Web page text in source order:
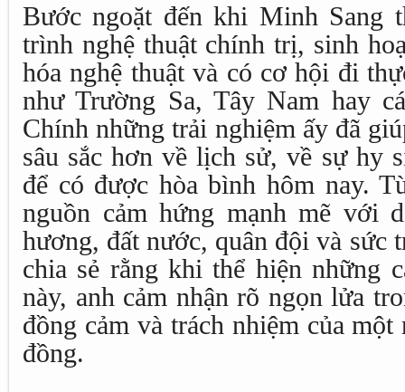
Bước ngoặt đến khi Minh Sang
trình nghệ thuật chính trị, sinh
hóa nghệ thuật và có cơ hội đi
như Trường Sa, Tây Nam hay
Chính những trải nghiệm ấy đã
sâu sắc hơn về lịch sử, về sự hy
để có được hòa bình hôm nay.
nguồn cảm hứng mạnh mẽ với
hương, đất nước, quân đội và sức
chia sẻ rằng khi thể hiện những
này, anh cảm nhận rõ ngọn lửa
đồng cảm và trách nhiệm của
đồng.